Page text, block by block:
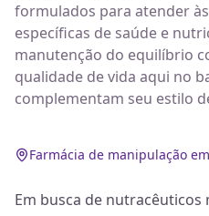
formulados para atender
específicas de saúde e
manutenção do equilíbrio
qualidade de vida aqui no
complementam seu estilo
Farmácia de manipulação
Em busca de nutracêuticos